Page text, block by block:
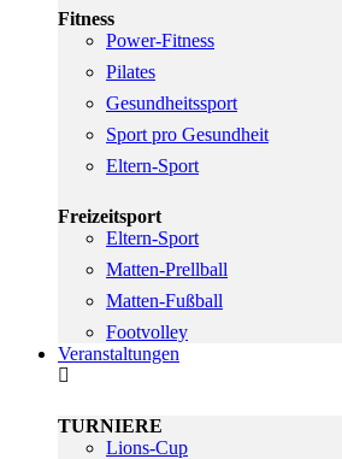
Fitness
Power-Fitness
Pilates
Gesundheitssport
Sport pro Gesundheit
Eltern-Sport
Freizeitsport
Eltern-Sport
Matten-Prellball
Matten-Fußball
Footvolley
Veranstaltungen
TURNIERE
Lions-Cup